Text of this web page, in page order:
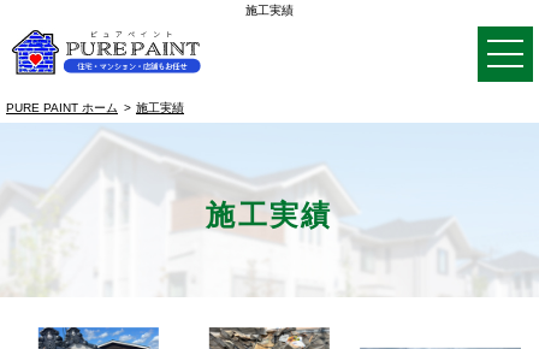
施工実績
PURE PAINT ホーム 施工実績
施工実績